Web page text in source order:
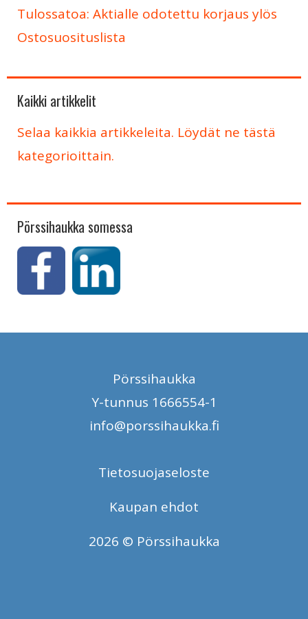
Tulossatoa: Aktialle odotettu korjaus ylös
Ostosuosituslista
Kaikki artikkelit
Selaa kaikkia artikkeleita. Löydät ne tästä
kategorioittain.
Pörssihaukka somessa
Pörssihaukka
Y-tunnus 1666554-1
info@porssihaukka.fi
Tietosuojaseloste
Kaupan ehdot
2026 © Pörssihaukka